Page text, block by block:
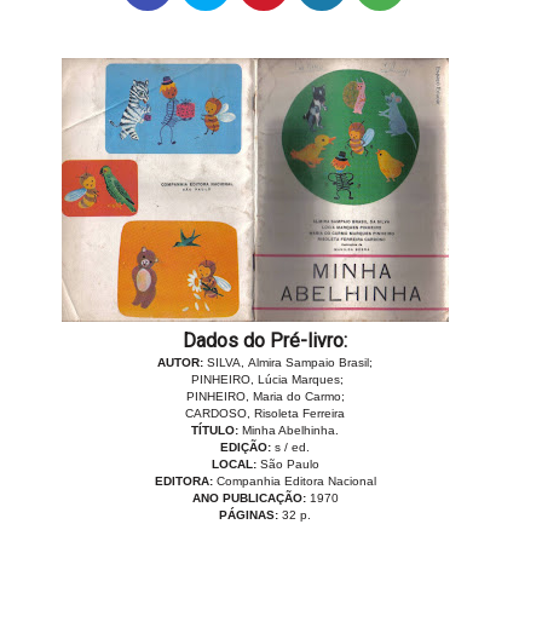
Dados do Pré-livro:
AUTOR: SILVA,Almira Sampaio Brasil;
PINHEIRO, Lúcia Marques;
PINHEIRO, Maria do Carmo;
CARDOSO, Risoleta Ferreira
TÍTULO: Minha Abelhinha.
EDIÇÃO: s / ed.
LOCAL:São Paulo
EDITORA:Companhia Editora Nacional
ANO PUBLICAÇÃO:1970
PÁGINAS: 32 p.